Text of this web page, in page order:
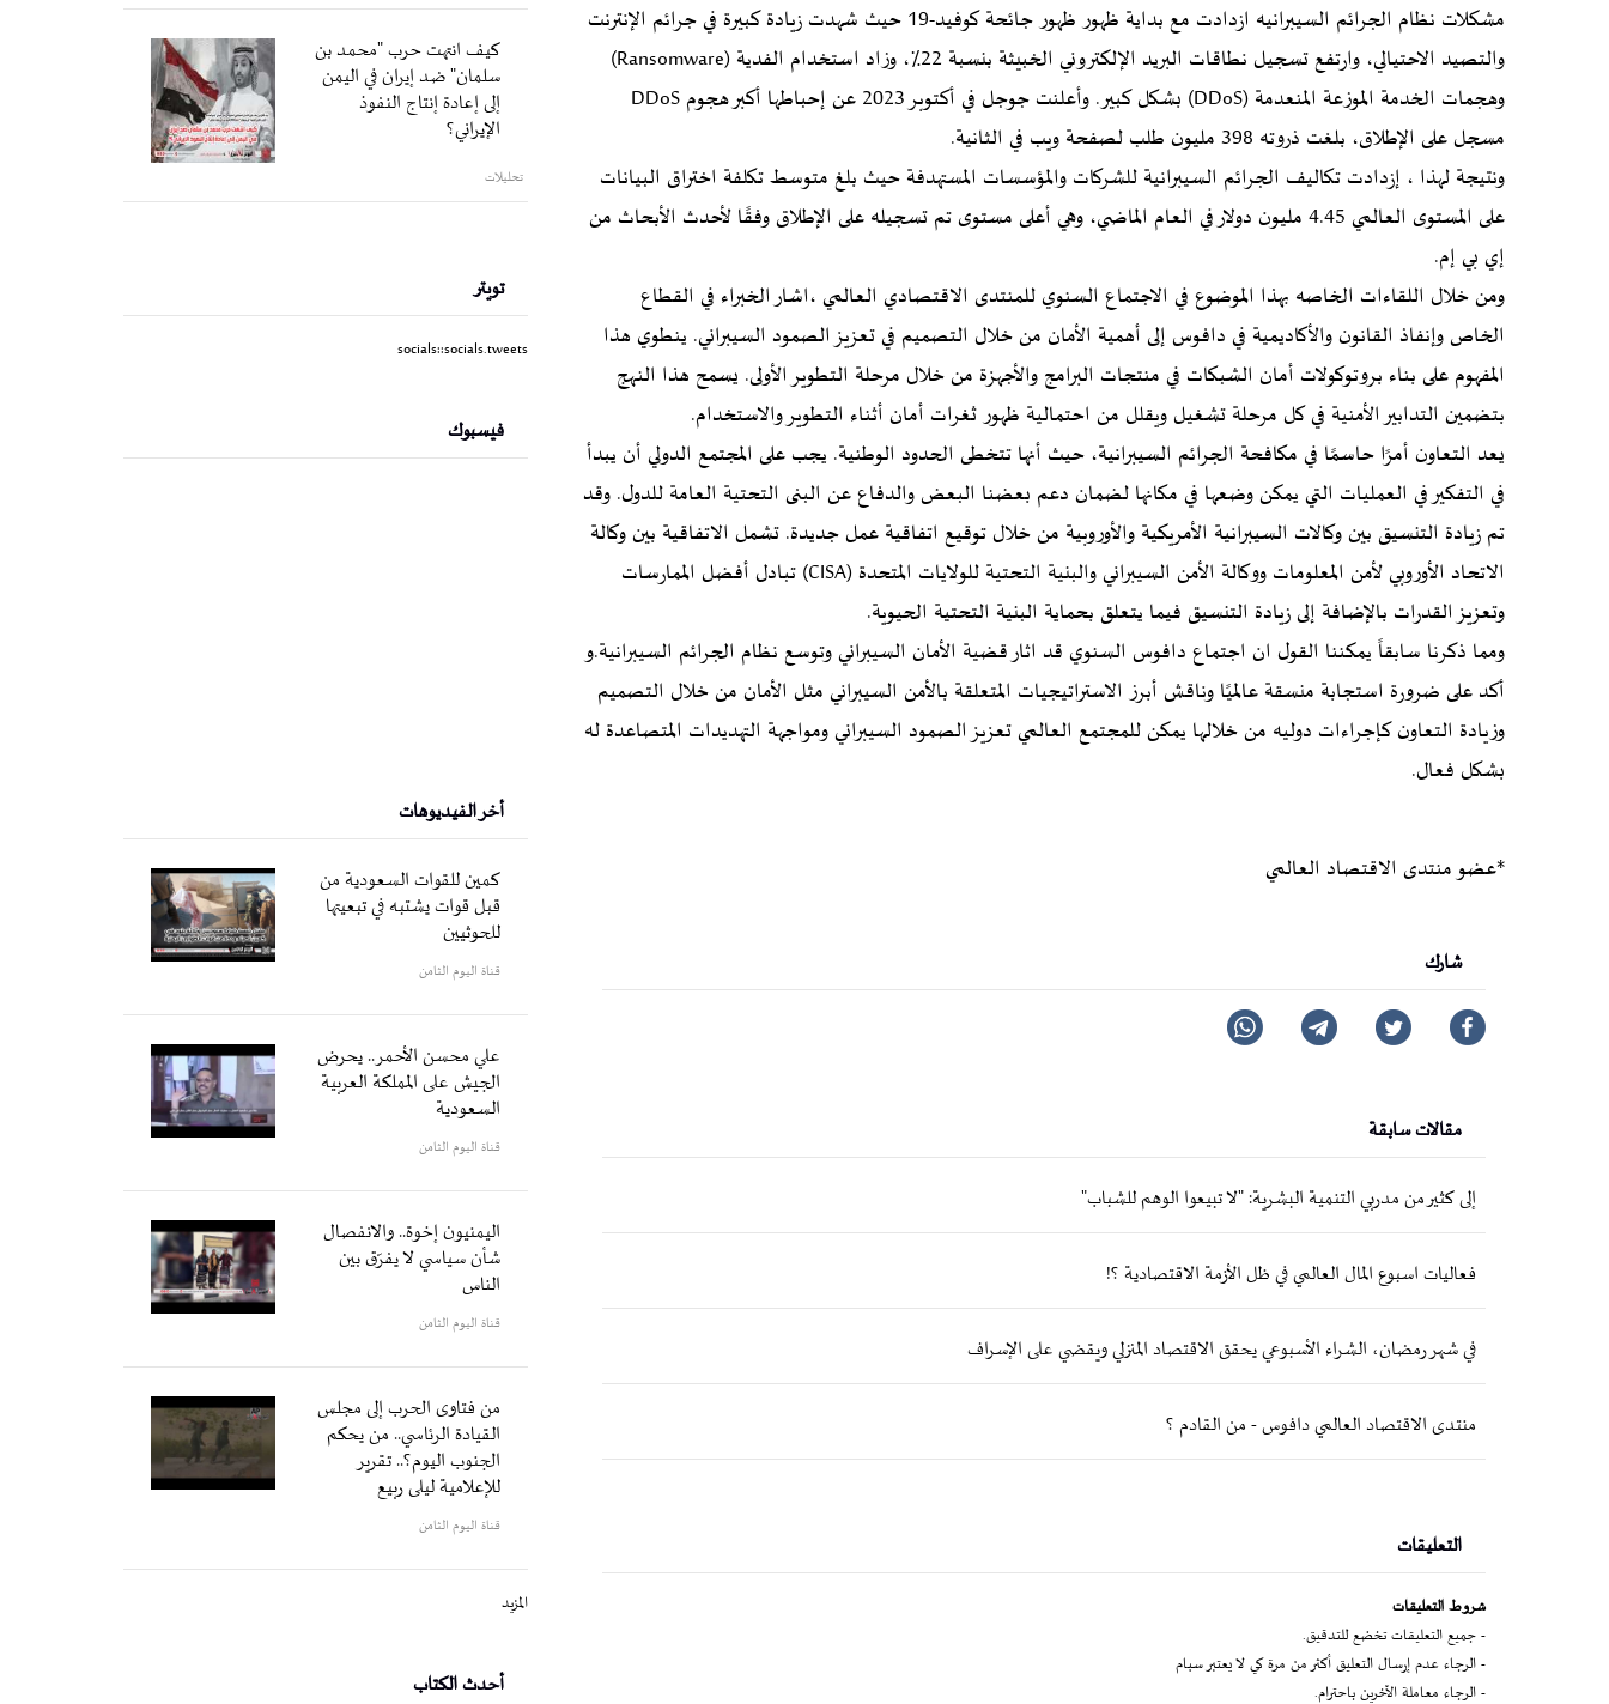
مشكلات نظام الجرائم السيبرانيه ازدادت مع بداية ظهور ظهور جائحة كوفيد-19 حيث شهدت زيادة كبيرة في جرائم الإنترنت
والتصيد الاحتيالي، وارتفع تسجيل نطاقات البريد الإلكتروني الخبيثة بنسبة 22٪، وزاد استخدام الفدية (Ransomware)
وهجمات الخدمة الموزعة المنعدمة (DDoS) بشكل كبير. وأعلنت جوجل في أكتوبر 2023 عن إحباطها أكبر هجوم DDoS
مسجل على الإطلاق، بلغت ذروته 398 مليون طلب لصفحة ويب في الثانية.
ونتيجة لهذا ، إزدادت تكاليف الجرائم السيبرانية للشركات والمؤسسات المستهدفة حيث بلغ متوسط تكلفة اختراق البيانات
على المستوى العالمي 4.45 مليون دولار في العام الماضي، وهي أعلى مستوى تم تسجيله على الإطلاق وفقًا لأحدث الأبحاث من
إي بي إم.
ومن خلال اللقاءات الخاصه بهذا الموضوع في الاجتماع السنوي للمنتدى الاقتصادي العالمي ،اشار الخبراء في القطاع
الخاص وإنفاذ القانون والأكاديمية في دافوس إلى أهمية الأمان من خلال التصميم في تعزيز الصمود السيبراني. ينطوي هذا
المفهوم على بناء بروتوكولات أمان الشبكات في منتجات البرامج والأجهزة من خلال مرحلة التطوير الأولى. يسمح هذا النهج
بتضمين التدابير الأمنية في كل مرحلة تشغيل ويقلل من احتمالية ظهور ثغرات أمان أثناء التطوير والاستخدام.
يعد التعاون أمرًا حاسمًا في مكافحة الجرائم السيبرانية، حيث أنها تتخطى الحدود الوطنية. يجب على المجتمع الدولي أن يبدأ
في التفكير في العمليات التي يمكن وضعها في مكانها لضمان دعم بعضنا البعض والدفاع عن البنى التحتية العامة للدول. وقد
تم زيادة التنسيق بين وكالات السيبرانية الأمريكية والأوروبية من خلال توقيع اتفاقية عمل جديدة. تشمل الاتفاقية بين وكالة
الاتحاد الأوروبي لأمن المعلومات ووكالة الأمن السيبراني والبنية التحتية للولايات المتحدة (CISA) تبادل أفضل الممارسات
وتعزيز القدرات بالإضافة إلى زيادة التنسيق فيما يتعلق بحماية البنية التحتية الحيوية.
ومما ذكرنا سابقاً يمكننا القول ان اجتماع دافوس السنوي قد اثار قضية الأمان السيبراني وتوسع نظام الجرائم السيبرانية.و
أكد على ضرورة استجابة منسقة عالميًا وناقش أبرز الاستراتيجيات المتعلقة بالأمن السيبراني مثل الأمان من خلال التصميم
وزيادة التعاون كإجراءات دوليه من خلالها يمكن للمجتمع العالمي تعزيز الصمود السيبراني ومواجهة التهديدات المتصاعدة له
بشكل فعال.
*عضو منتدى الاقتصاد العالمي
شارك
مقالات سابقة
إلى كثير من مدربي التنمية البشرية: "لا تبيعوا الوهم للشباب"
فعاليات اسبوع المال العالمي في ظل الأزمة الاقتصادية ؟!
في شهر رمضان، الشراء الأسبوعي يحقق الاقتصاد المنزلي ويقضي على الإسراف
منتدى الاقتصاد العالمي دافوس - من القادم ؟
التعليقات
شروط التعليقات
- جميع التعليقات تخضع للتدقيق.
- الرجاء عدم إرسال التعليق أكثر من مرة كي لا يعتبر سبام
- الرجاء معاملة الآخرين باحترام.
كيف انتهت حرب "محمد بن
سلمان" ضد إيران في اليمن
إلى إعادة إنتاج النفوذ
الإيراني؟
تحليلات
تويتر
socials::socials.tweets
فيسبوك
أخر الفيديوهات
كمين للقوات السعودية من
قبل قوات يشتبه في تبعيتها
للحوثيين
قناة اليوم الثامن
علي محسن الأحمر.. يحرض
الجيش على المملكة العربية
السعودية
قناة اليوم الثامن
اليمنيون إخوة.. والانفصال
شأن سياسي لا يفرّق بين
الناس
قناة اليوم الثامن
من فتاوى الحرب إلى مجلس
القيادة الرئاسي.. من يحكم
الجنوب اليوم؟.. تقرير
للإعلامية ليلى ربيع
قناة اليوم الثامن
المزيد
أحدث الكتاب